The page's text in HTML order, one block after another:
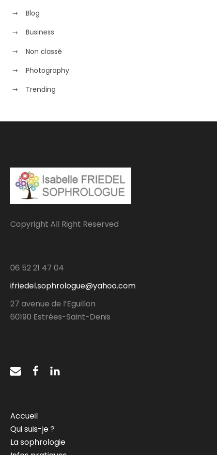
Blog
Business
Non classé
Photography
Trending
Copyright All Right Reserved
06 52 21 47 04
ifriedel.sophrologue@yahoo.com
27 avenue de l’Eguillon
60190 Estrées-Saint-Denis
Accueil
Qui suis-je ?
La sophrologie